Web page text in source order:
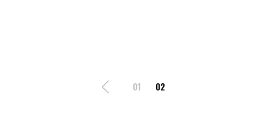
01 02